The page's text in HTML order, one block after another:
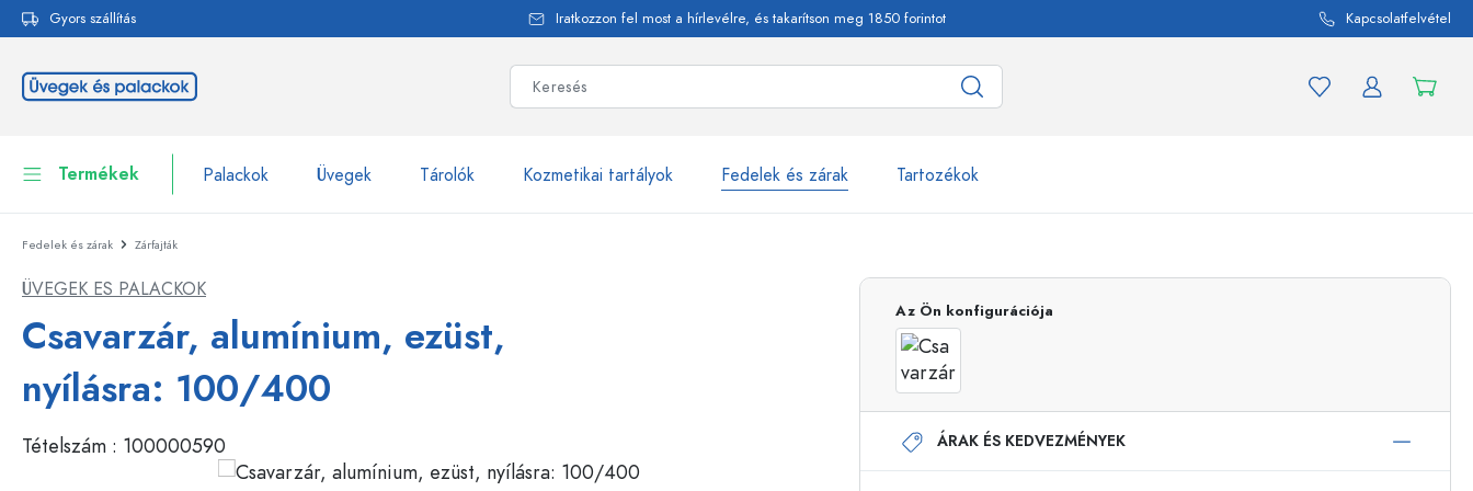
Ugrás a fő navigációhoz
Gyors szállítás Iratkozzon fel most a hírlevélre, és takarítson meg 1850 forintot Kapcsolatfelvétel
Termékek Palackok Üvegek Tárolók Kozmetikai tartályok Fedelek és zárak Tartozékok
Palackok
Tárolók
Edények
Kozmetikai tartályok
WECK-palackok
Csatos üvegpalackok
Szórópalackok
Airless adagolók
Roll-on palackok
A befőttes üvegekhez
Fedelek és zárak Zárfajták
ÜVEGEK ES PALACKOK
Csavarzár, alumínium, ezüst,
nyílásra: 100/400
Tételszám : 100000590
Az Ön konfigurációja
ÁRAK ÉS KEDVEZMÉNYEK